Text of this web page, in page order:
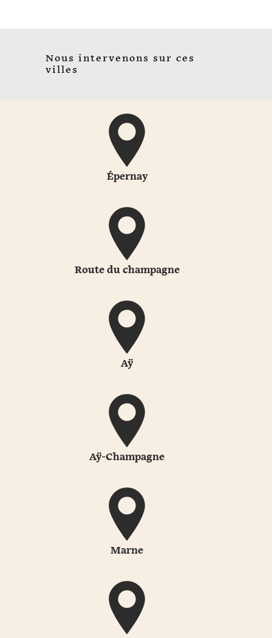
Nous intervenons sur ces
villes
Épernay
Route du champagne
Aÿ
Aÿ-Champagne
Marne